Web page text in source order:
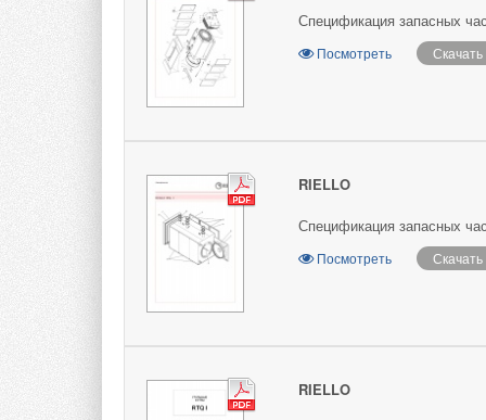
Спецификация запасных
Посмотреть Скачать
RIELLO
Спецификация запасных
Посмотреть Скачать
RIELLO